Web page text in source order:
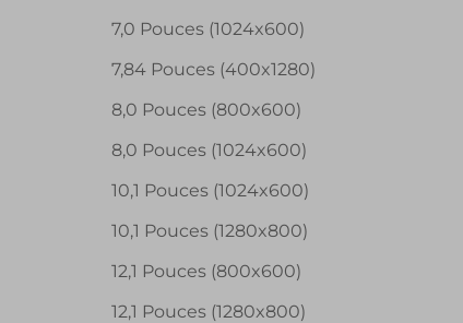
7,0 Pouces (1024x600)
7,84 Pouces (400x1280)
8,0 Pouces (800x600)
8,0 Pouces (1024x600)
10,1 Pouces (1024x600)
10,1 Pouces (1280x800)
12,1 Pouces (800x600)
12,1 Pouces (1280x800)